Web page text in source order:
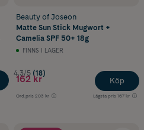
Beauty of Joseon
Matte Sun Stick Mugwort +
Camelia SPF 50+ 18g
FINNS I LAGER
4.3/5 (18)
162 kr
Ord.pris 203 kr Lägsta pris 167 kr
Köp